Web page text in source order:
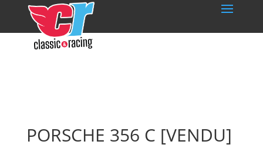
PORSCHE 356 C [VENDU]